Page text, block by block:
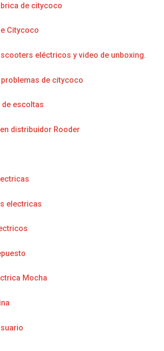
de citycoco
Citycoco
eléctricos y video de unboxing.
de citycoco
escoltas
distribuidor Rooder
electricas
Mocha